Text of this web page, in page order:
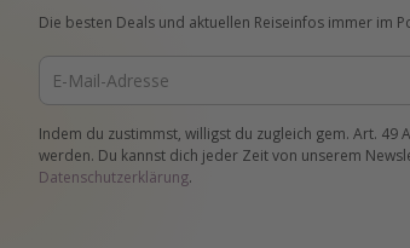
Die besten Deals und aktuellen Reiseinfos immer im
Indem du zustimmst, willigst du zugleich gem. Art. 49
werden. Du kannst dich jeder Zeit von unserem
Datenschutzerklärung.